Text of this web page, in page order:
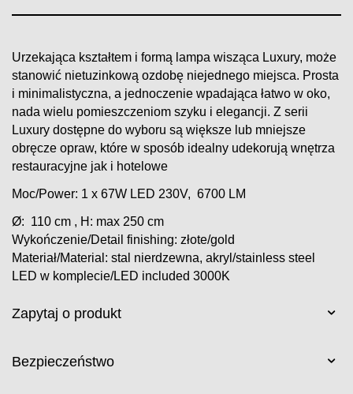
Urzekająca kształtem i formą lampa wisząca Luxury, może
stanowić nietuzinkową ozdobę niejednego miejsca. Prosta
i minimalistyczna, a jednoczenie wpadająca łatwo w oko,
nada wielu pomieszczeniom szyku i elegancji. Z serii
Luxury dostępne do wyboru są większe lub mniejsze
obręcze opraw, które w sposób idealny udekorują wnętrza
restauracyjne jak i hotelowe
Moc/Power: 1 x 67W LED 230V, 6700 LM
Ø: 110 cm , H: max 250 cm
Wykończenie/Detail finishing: złote/gold
Materiał/Material: stal nierdzewna, akryl/stainless steel
LED w komplecie/LED included 3000K
Zapytaj o produkt
Bezpieczeństwo